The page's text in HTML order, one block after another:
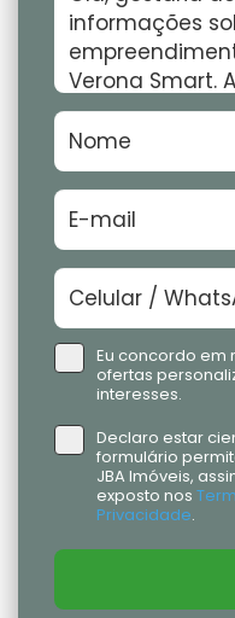
Eu concordo
ofertas
interesses.
Declaro estar
formulário
JBA Imóveis,
exposto nos
Privacidade.